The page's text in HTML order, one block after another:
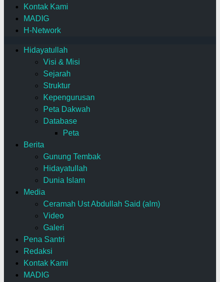
Kontak Kami
MADIG
H-Network
Hidayatullah
Visi & Misi
Sejarah
Struktur
Kepengurusan
Peta Dakwah
Database
Peta
Berita
Gunung Tembak
Hidayatullah
Dunia Islam
Media
Ceramah Ust Abdullah Said (alm)
Video
Galeri
Pena Santri
Redaksi
Kontak Kami
MADIG